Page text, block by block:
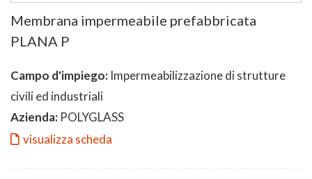
Membrana impermeabile prefabbricata
PLANA P
Campo d'impiego: Impermeabilizzazione di strutture
civili ed industriali
Azienda: POLYGLASS
visualizza scheda